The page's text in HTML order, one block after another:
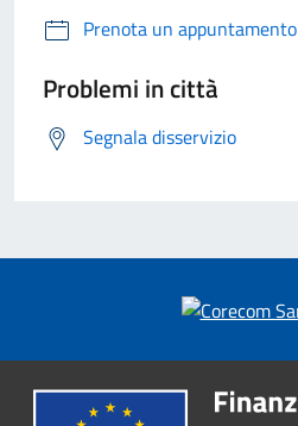
Prenota un appuntamento
Problemi in città
Segnala disservizio